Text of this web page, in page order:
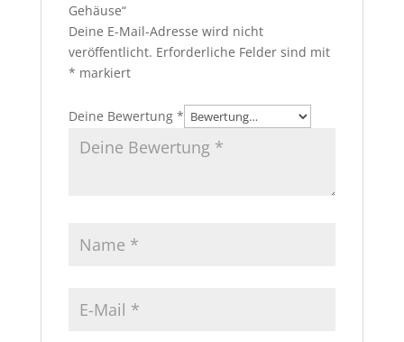
Gehäuse“
Deine E-Mail-Adresse wird nicht
veröffentlicht. Erforderliche Felder sind mit
* markiert
Deine Bewertung *